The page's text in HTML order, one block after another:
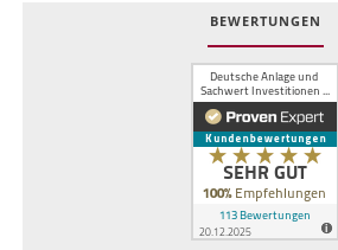
BEWERTUNGEN